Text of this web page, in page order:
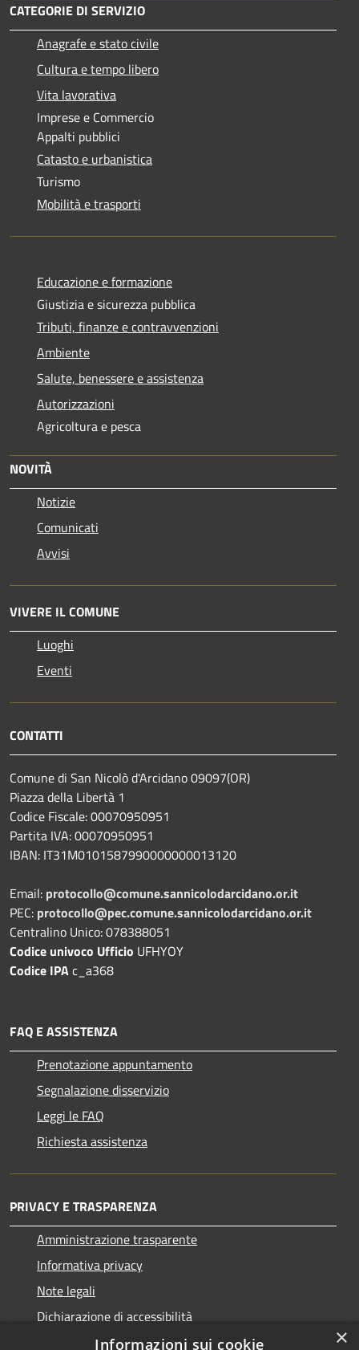
CATEGORIE DI SERVIZIO
Anagrafe e stato civile
Cultura e tempo libero
Vita lavorativa
Imprese e Commercio
Appalti pubblici
Catasto e urbanistica
Turismo
Mobilità e trasporti
Educazione e formazione
Giustizia e sicurezza pubblica
Tributi, finanze e contravvenzioni
Ambiente
Salute, benessere e assistenza
Autorizzazioni
Agricoltura e pesca
NOVITÀ
Notizie
Comunicati
Avvisi
VIVERE IL COMUNE
Luoghi
Eventi
CONTATTI
Comune di San Nicolò d'Arcidano 09097(OR)
Piazza della Libertà 1
Codice Fiscale: 00070950951
Partita IVA: 00070950951
IBAN: IT31M0101587990000000013120
Email: protocollo@comune.sannicolodarcidano.or.it
PEC: protocollo@pec.comune.sannicolodarcidano.or.it
Centralino Unico: 078388051
Codice univoco Ufficio UFHYOY
Codice IPAc_a368
FAQ E ASSISTENZA
Prenotazione appuntamento
Segnalazione disservizio
Leggi le FAQ
Richiesta assistenza
PRIVACY E TRASPARENZA
Amministrazione trasparente
Informativa privacy
Note legali
Dichiarazione di accessibilità
×
Informazioni sui cookie